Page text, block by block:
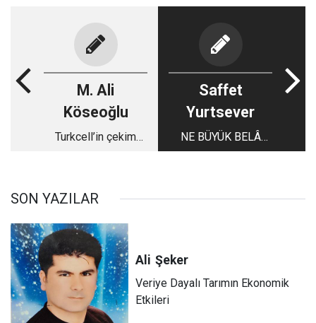
M. Ali
Köseoğlu
Turkcell’in çekim
Saffet
Yurtsever
NE BÜYÜK BELÂ
KERBELA!
SON YAZILAR
Ali Şeker
Veriye Dayalı Tarımın Ekonomik
Etkileri